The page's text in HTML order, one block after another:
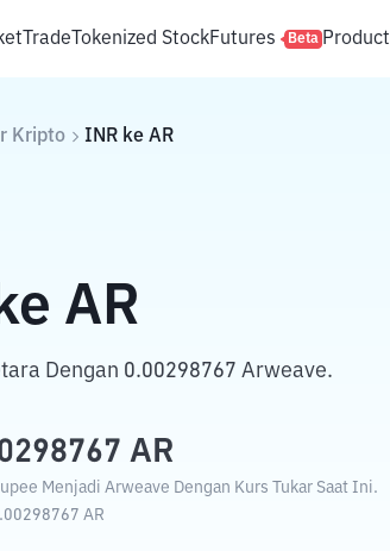
TradeTokenized StockFutures Beta Product
Kripto INR ke AR
AR
Dengan 0.00298767 Arweave.
AR
Menjadi Arweave Dengan Kurs Tukar Saat Ini.
AR